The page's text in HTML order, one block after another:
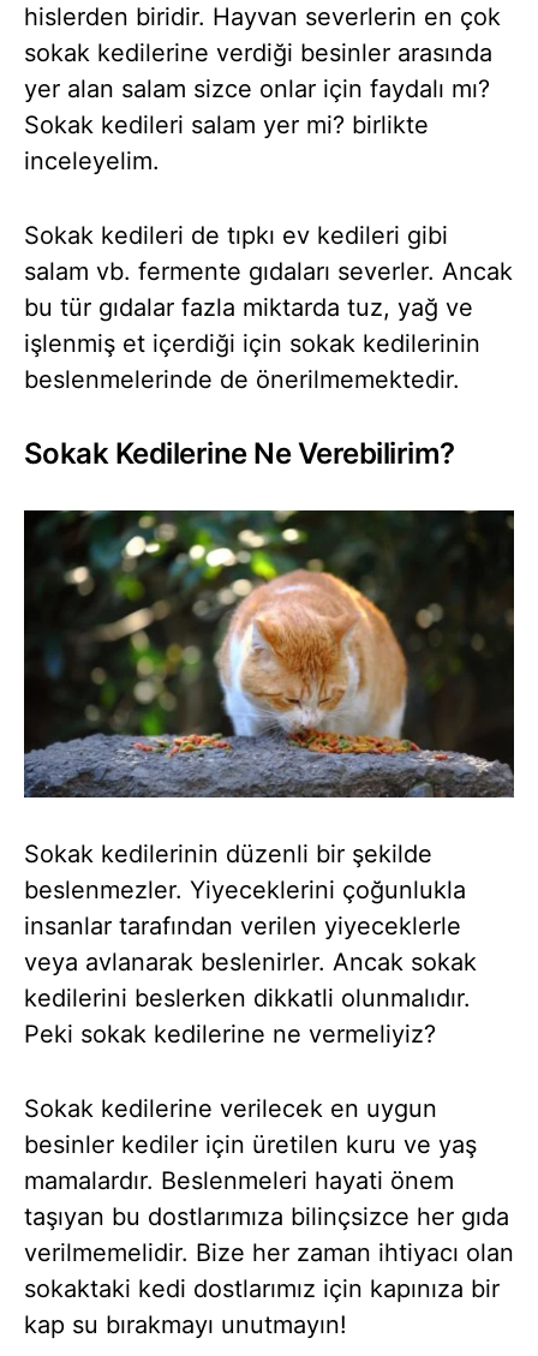
hislerden biridir. Hayvan severlerin en çok
sokak kedilerine verdiği besinler arasında
yer alan salam sizce onlar için faydalı mı?
Sokak kedileri salam yer mi? birlikte
inceleyelim.
Sokak kedileri de tıpkı ev kedileri gibi
salam vb. fermente gıdaları severler. Ancak
bu tür gıdalar fazla miktarda tuz, yağ ve
işlenmiş et içerdiği için sokak kedilerinin
beslenmelerinde de önerilmemektedir.
Sokak Kedilerine Ne Verebilirim?
Sokak kedilerinin düzenli bir şekilde
beslenmezler. Yiyeceklerini çoğunlukla
insanlar tarafından verilen yiyeceklerle
veya avlanarak beslenirler. Ancak sokak
kedilerini beslerken dikkatli olunmalıdır.
Peki sokak kedilerine ne vermeliyiz?
Sokak kedilerine verilecek en uygun
besinler kediler için üretilen kuru ve yaş
mamalardır. Beslenmeleri hayati önem
taşıyan bu dostlarımıza bilinçsizce her gıda
verilmemelidir. Bize her zaman ihtiyacı olan
sokaktaki kedi dostlarımız için kapınıza bir
kap su bırakmayı unutmayın!